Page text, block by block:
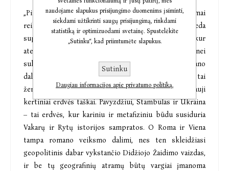
„Pirmoji romano dalis kūrė pasaulį ir tam neišvengiamai
reikėjo daugiau ekskursų į praeitį, kurie padeda
suprasti, kas knygos herojai, kokie jie žmonės, iš kur
ateina, kas juos formavo. O be istorijos to pasaulio nei
sukurti, nei suprasti neišeina. Tuo tarpu antroji romano
dalis yra daugiau geopolitinė, o geopolitika – tai
žemėlapio ir erdvės menas. Taip romane atsiranda nauji
kertiniai erdvės taškai. Pavyzdžiui, Stambulas ir Ukraina
– tai erdvės, kur kariniu ir metafiziniu būdu susiduria
Vakarų ir Rytų istorijos sampratos. O Roma ir Viena
tampa romano veiksmo dalimi, nes ten skleidžiasi
geopolitinis dabar vykstančio Didžiojo Žaidimo vaizdas,
ir be tų geografinių atramų būtų vargiai įmanoma
naudojame slapukus prisijungimo duomenims įsiminti,
siekdami užtikrinti saugų prisijungimą, rinkdami
statistiką ir optimizuodami svetainę. Spustelėkite
„Sutinku“, kad priimtumėte slapukus.
Sutinku
Daugiau informacijos apie privatumo politiką.